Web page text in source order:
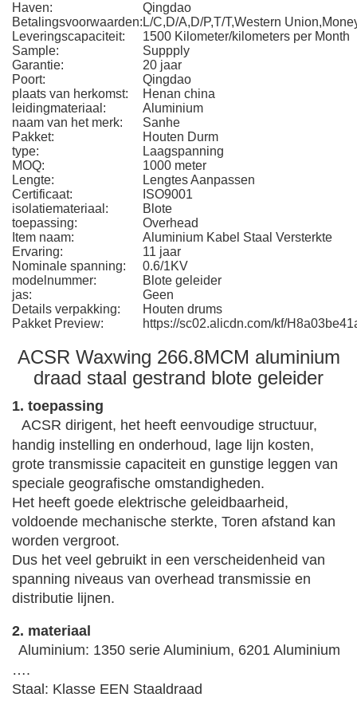
Haven:
Qingdao
Betalingsvoorwaarden: L/C,D/A,D/P,T/T,Western
Leveringscapaciteit:
1500 Kilometer/kilometers per Month
Sample:
Suppply
Garantie:
20 jaar
Poort:
Qingdao
plaats van herkomst:
Henan china
leidingmateriaal:
Aluminium
naam van het merk:
Sanhe
Pakket:
Houten Durm
type:
Laagspanning
MOQ:
1000 meter
Lengte:
Lengtes Aanpassen
Certificaat:
ISO9001
isolatiemateriaal:
Blote
toepassing:
Overhead
Item naam:
Aluminium Kabel Staal Versterkte
Ervaring:
11 jaar
Nominale spanning:
0.6/1KV
modelnummer:
Blote geleider
jas:
Geen
Details verpakking:
Houten drums
Pakket Preview:
https://sc02.alicdn.com/kf/
ACSR Waxwing 266.8MCM aluminium
draad staal gestrand blote geleider
1. toepassing
ACSR dirigent, het heeft eenvoudige structuur,
handig instelling en onderhoud, lage lijn kosten,
grote transmissie capaciteit en gunstige leggen van
speciale geografische omstandigheden.
Het heeft goede elektrische geleidbaarheid,
voldoende mechanische sterkte, Toren afstand kan
worden vergroot.
Dus het veel gebruikt in een verscheidenheid van
spanning niveaus van overhead transmissie en
distributie lijnen.
2. materiaal
Aluminium: 1350 serie Aluminium, 6201 Aluminium
….
Staal: Klasse EEN Staaldraad